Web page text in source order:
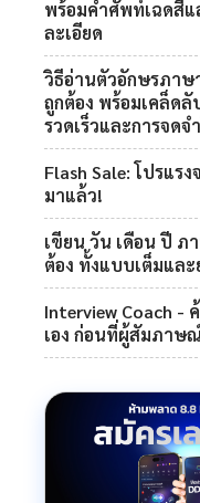
พร้อมคำศัพท์เฉดสี
ละเอียด
วิธีอ่านตัวอักษรภาษ
ถูกต้อง พร้อมเคล็ดลั
รวดเร็วและการจดจ
Flash Sale: โปรแรง
มาแล้ว!
เขียน วัน เดือน ปี ภ
ต้อง ทั้งแบบเต็มและ
Interview Coach -
เอง ก่อนที่ผู้สัมภาษ